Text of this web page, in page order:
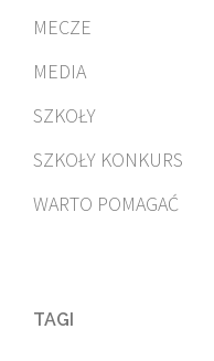
MECZE
MEDIA
SZKOŁY
SZKOŁY KONKURS
WARTO POMAGAĆ
TAGI